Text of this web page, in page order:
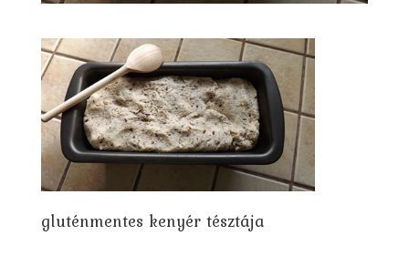
gluténmentes kenyér tésztája